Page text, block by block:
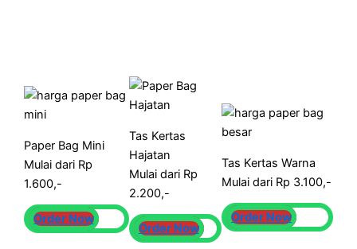
Paper Bag Mini
Mulai dari Rp
1.600,-
Order Now
Tas Kertas
Hajatan
Mulai dari Rp
2.200,-
Order Now
Tas Kertas Warna
Mulai dari Rp 3.100,-
Order Now